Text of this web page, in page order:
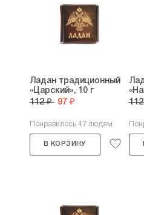
Ладан традиционный
«Царский», 10 г
112 ₽ 97 ₽
Понравилось 47 людям
В КОРЗИНУ